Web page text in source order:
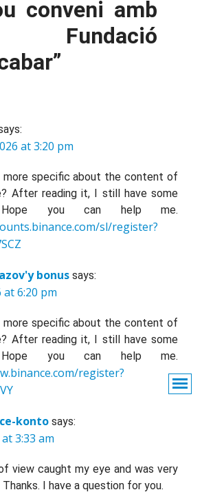
conveni amb
Fundació
”
at 3:20 pm
more specific about the content of
After reading it, I still have some
Hope you can help me.
sl/register?
bonus says:
at 6:20 pm
more specific about the content of
After reading it, I still have some
Hope you can help me.
register?
konto says:
3:33 am
view caught my eye and was very
I have a question for you.